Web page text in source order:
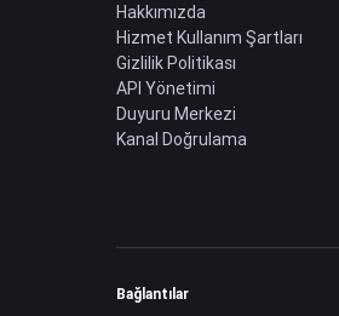
Hakkımızda
Hizmet Kullanım Şartları
Gizlilik Politikası
API Yönetimi
Duyuru Merkezi
Kanal Doğrulama
Bağlantılar